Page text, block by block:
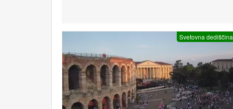
Svetovna dediščina